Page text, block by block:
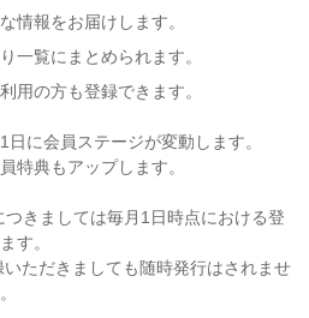
情報をお届けします。
一覧にまとめられます。
用の方も登録できます。
に会員ステージが変動します。
特典もアップします。
きましては毎月1日時点における登
す。
だきましても随時発行はされませ